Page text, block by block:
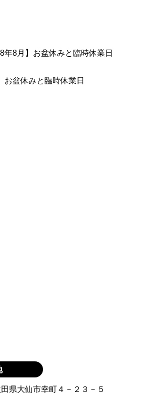
8年8月】お盆休みと臨時休業日
お盆休みと臨時休業日
県大仙市幸町４－２３－５